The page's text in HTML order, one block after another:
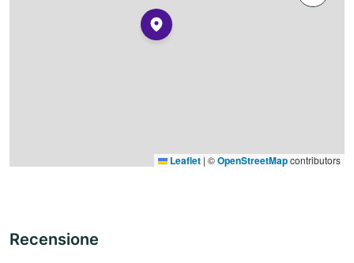
Leaflet | ©OpenStreetMapcontributors
Recensione